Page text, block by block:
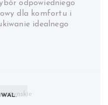
odpowiedniego
dla komfortu i
idealnego